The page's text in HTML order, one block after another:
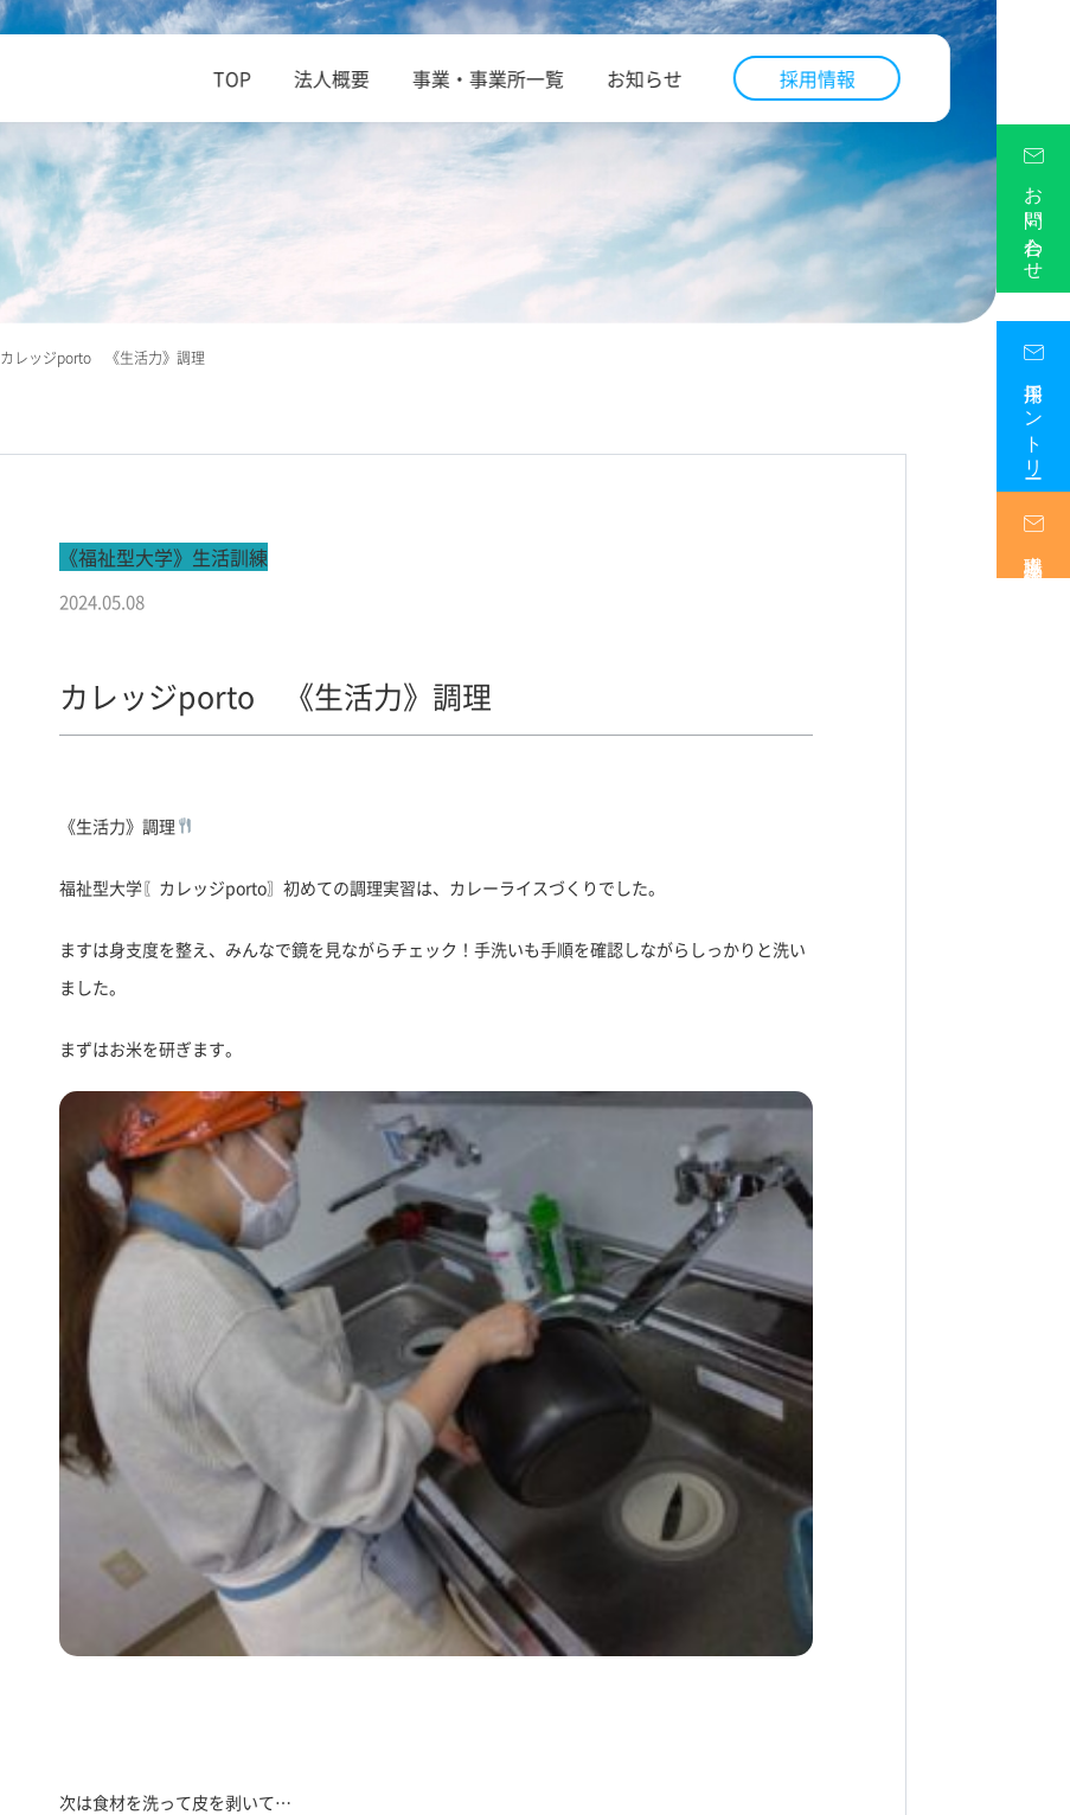
TOP 法人概要 事業・事業所一覧 お知らせ 採用情報
カレッジporto 《生活力》調理
《福祉型大学》生活訓練
2024.05.08
カレッジporto 《生活力》調理
《生活力》調理
福祉型大学〖カレッジporto〗初めての調理実習は、カレーライスづくりでした。
ますは身支度を整え、みんなで鏡を見ながらチェック！手洗いも手順を確認しながらしっかりと洗い
ました。
まずはお米を研ぎます。
次は食材を洗って皮を剥いて…
お問い合わせ
採用エントリー